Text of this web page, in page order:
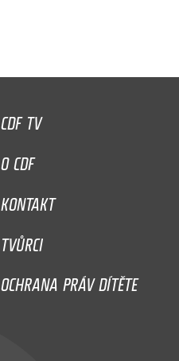
CDF TV
O CDF
KONTAKT
TVŮRCI
OCHRANA PRÁV DÍTĚTE